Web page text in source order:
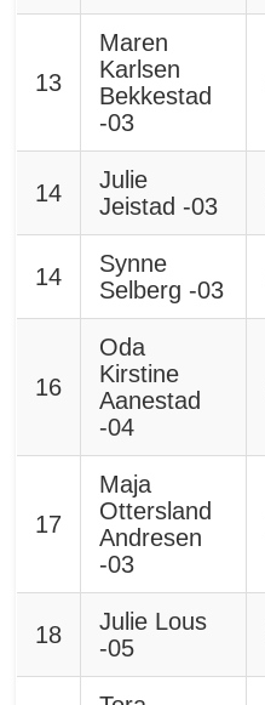
13
Maren
Karlsen
Bekkestad
-03
14
Julie
Jeistad -03
14
Synne
Selberg -03
16
Oda
Kirstine
Aanestad
-04
17
Maja
Ottersland
Andresen
-03
18
Julie Lous
-05